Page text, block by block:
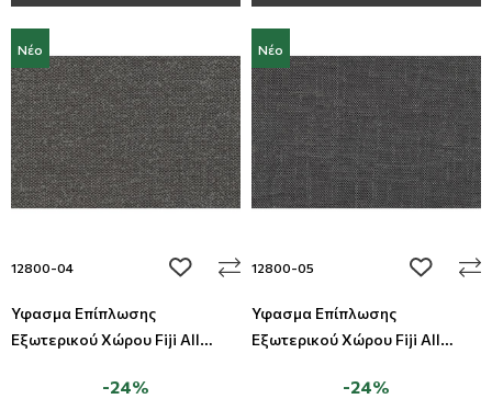
Νέο
12800-04 add to wishlist
Ύφασμα Επίπλωσης
Εξωτερικού Χώρου Fiji All
-24%
Νέο
12800-05 add to
Ύφασμα Επίπλωσης
Εξωτερικού Χώρου Fiji All
-24%